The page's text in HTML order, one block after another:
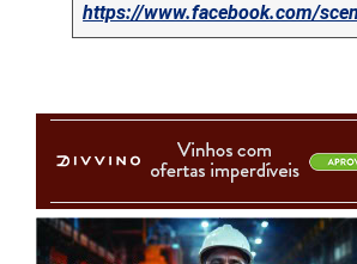
https://www.facebook.com/